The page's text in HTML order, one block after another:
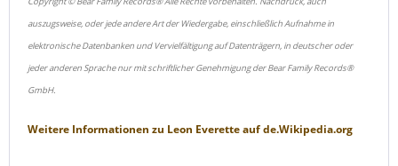
auszugsweise, oder jede andere Art der Wiedergabe, einschließlich Aufnahme in
elektronische Datenbanken und Vervielfältigung auf Datenträgern, in deutscher oder
jeder anderen Sprache nur mit schriftlicher Genehmigung der Bear Family Records®
GmbH.
Weitere Informationen zu Leon Everetteaufde.Wikipedia.org